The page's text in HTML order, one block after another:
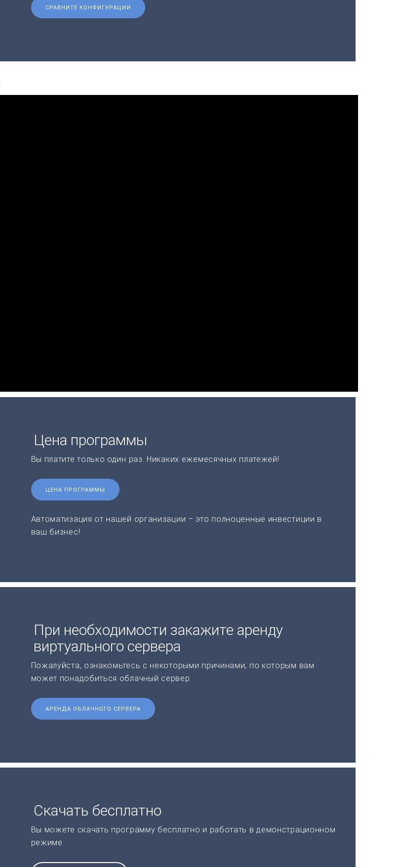
СРАВНИТЕ КОНФИГУРАЦИИ
Цена программы
Вы платите только один раз. Никаких ежемесячных платежей!
ЦЕНА ПРОГРАММЫ
Автоматизация от нашей организации – это полноценные инвестиции в
ваш бизнес!
При необходимости закажите аренду
виртуального сервера
Пожалуйста, ознакомьтесь с некоторыми причинами, по которым вам
может понадобиться облачный сервер.
АРЕНДА ОБЛАЧНОГО СЕРВЕРА
Скачать бесплатно
Вы можете скачать программу бесплатно и работать в демонстрационном
режиме